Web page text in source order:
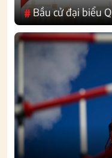
#Bầu cử đại biểu